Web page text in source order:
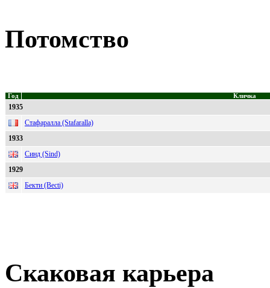
Потомство
Год Кличка
1935
Стафаралла (Stafaralla)
1933
Синд (Sind)
1929
Бекти (Becti)
Скаковая карьера